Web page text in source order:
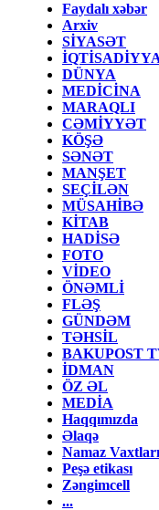
Faydalı xəbər
Arxiv
SİYASƏT
DÜNYA
MEDİCİNA
MARAQLI
CƏMİYYƏT
KÖŞƏ
SƏNƏT
MANŞET
SEÇİLƏN
MÜSAHİBƏ
KİTAB
HADİSƏ
FOTO
VİDEO
ÖNƏMLİ
FLƏŞ
GÜNDƏM
TƏHSİL
BAKUPOST
İDMAN
ÖZ ƏL
MEDİA
Haqqımızda
Əlaqə
Namaz Vaxtları
Peşə etikası
Zəngimcell
...